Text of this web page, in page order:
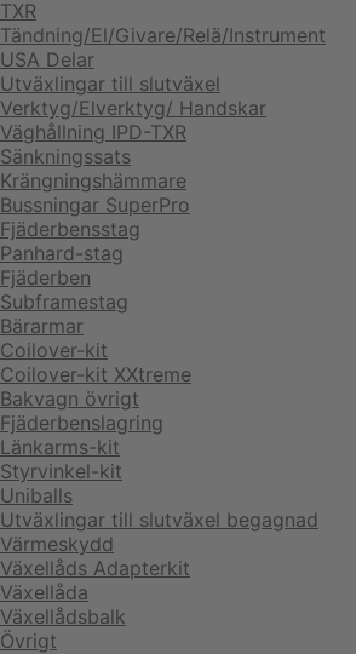
TXR
Tändning/El/Givare/Relä/Instrument
USA Delar
Utväxlingar till slutväxel
Verktyg/Elverktyg/ Handskar
Väghållning IPD-TXR
Sänkningssats
Krängningshämmare
Bussningar SuperPro
Fjäderbensstag
Panhard-stag
Fjäderben
Subframestag
Bärarmar
Coilover-kit
Coilover-kit XXtreme
Bakvagn övrigt
Fjäderbenslagring
Länkarms-kit
Styrvinkel-kit
Uniballs
Utväxlingar till slutväxel begagnad
Värmeskydd
Växellåds Adapterkit
Växellåda
Växellådsbalk
Övrigt